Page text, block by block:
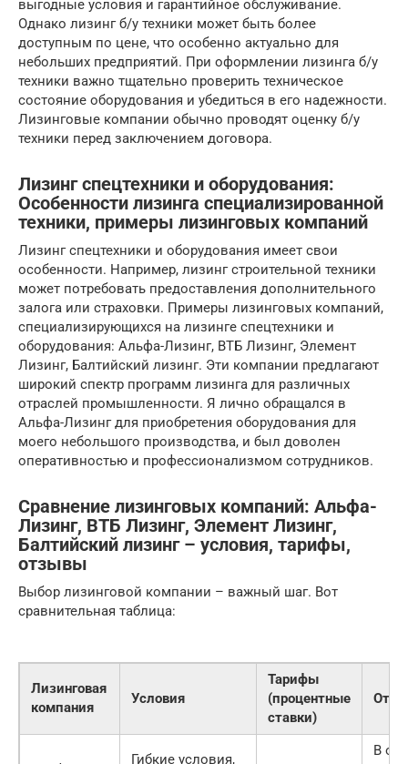
выгодные условия и гарантийное обслуживание.
Однако лизинг б/у техники может быть более
доступным по цене, что особенно актуально для
небольших предприятий. При оформлении лизинга б/у
техники важно тщательно проверить техническое
состояние оборудования и убедиться в его надежности.
Лизинговые компании обычно проводят оценку б/у
техники перед заключением договора.
Лизинг спецтехники и оборудования:
Особенности лизинга специализированной
техники, примеры лизинговых компаний
Лизинг спецтехники и оборудования имеет свои
особенности. Например, лизинг строительной техники
может потребовать предоставления дополнительного
залога или страховки. Примеры лизинговых компаний,
специализирующихся на лизинге спецтехники и
оборудования: Альфа-Лизинг, ВТБ Лизинг, Элемент
Лизинг, Балтийский лизинг. Эти компании предлагают
широкий спектр программ лизинга для различных
отраслей промышленности. Я лично обращался в
Альфа-Лизинг для приобретения оборудования для
моего небольшого производства, и был доволен
оперативностью и профессионализмом сотрудников.
Сравнение лизинговых компаний: Альфа-
Лизинг, ВТБ Лизинг, Элемент Лизинг,
Балтийский лизинг – условия, тарифы,
отзывы
Выбор лизинговой компании – важный шаг. Вот
сравнительная таблица:
Лизинговая
компания
Условия
Тарифы
(процентные
ставки)
Гибкие условия,
В